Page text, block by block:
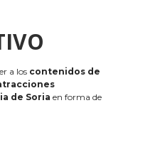
a los contenidos de
de Soria en forma de